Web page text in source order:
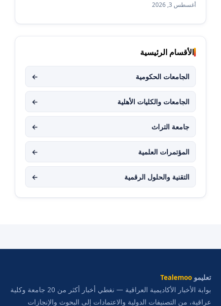
أغسطس 3, 2026
الأقسام الرئيسية
الجامعات الحكومية ←
الجامعات والكليات الأهلية ←
جامعة التراث ←
المؤتمرات العلمية ←
التقنية والحلول الرقمية ←
تعليمو Tealemoo
بوابة الأخبار الأكاديمية العراقية — نغطي أخبار أكثر من 20 جامعة وكلية
عراقية، من التصنيفات الدولية والاعتمادات إلى البحوث والإنجازات